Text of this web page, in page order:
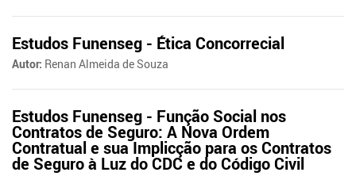
Estudos Funenseg - Ética Concorrecial
Autor: Renan Almeida de Souza
Estudos Funenseg - Função Social nos
Contratos de Seguro: A Nova Ordem
Contratual e sua Implicção para os Contratos
de Seguro à Luz do CDC e do Código Civil